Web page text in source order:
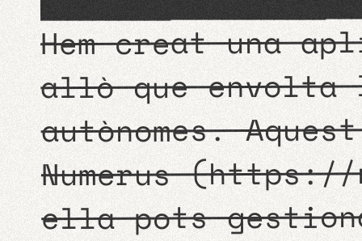
Hem creat una
allò que envolta
autònomes.
Numerus(https://
ella pots